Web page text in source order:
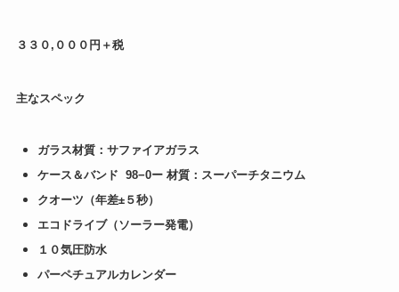
３３０,０００円＋税
主なスペック
ガラス材質：サファイアガラス
ケース＆バンド 98−0ー 材質：スーパーチタニウム
クオーツ（年差±５秒）
エコドライブ（ソーラー発電）
１０気圧防水
パーペチュアルカレンダー